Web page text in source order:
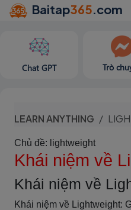
Baitap365.com
Chat GPT Trò
LEARN ANYTHING
Chủ đề: lightweight
Khái niệm về
Khái niệm về
Khái niệm về Lightweight: